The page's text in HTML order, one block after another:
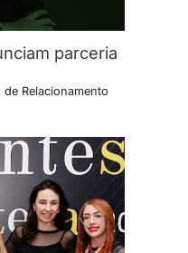
parceria
Relacionamento